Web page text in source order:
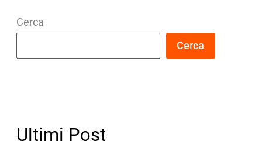
Cerca
Cerca
Ultimi Post